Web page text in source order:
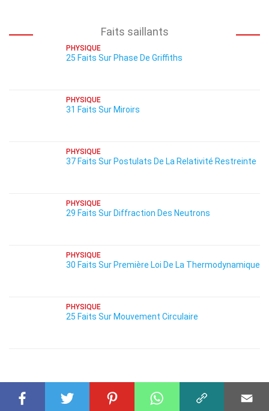
Faits saillants
PHYSIQUE
25 Faits Sur Phase De Griffiths
PHYSIQUE
31 Faits Sur Miroirs
PHYSIQUE
37 Faits Sur Postulats De La Relativité Restreinte
PHYSIQUE
29 Faits Sur Diffraction Des Neutrons
PHYSIQUE
30 Faits Sur Première Loi De La Thermodynamique
PHYSIQUE
25 Faits Sur Mouvement Circulaire